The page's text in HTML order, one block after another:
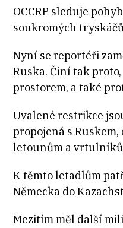
OCCRP sleduje
soukromých
Nyní se reportéři
Ruska. Činí tak
prostorem, a také
Uvalené restrikce
propojená s
letounům a
K těmto letadlům
Německa do
Mezitím měl další